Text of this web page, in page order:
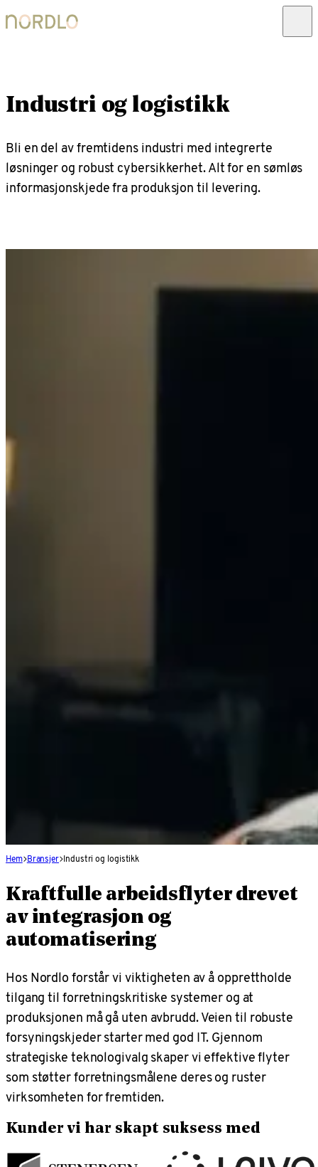
Industri og logistikk
Bli en del av fremtidens industri med integrerte
løsninger og robust cybersikkerhet. Alt for en sømløs
informasjonskjede fra produksjon til levering.
Hem Bransjer Industri og logistikk
Kraftfulle arbeidsflyter drevet
av integrasjon og
automatisering
Hos Nordlo forstår vi viktigheten av å opprettholde
tilgang til forretningskritiske systemer og at
produksjonen må gå uten avbrudd. Veien til robuste
forsyningskjeder starter med god IT.Gjennom
strategiske teknologivalg skaper vi effektive flyter
som støtter forretningsmålene deres og ruster
virksomheten for fremtiden.
Kunder vi har skapt suksess med